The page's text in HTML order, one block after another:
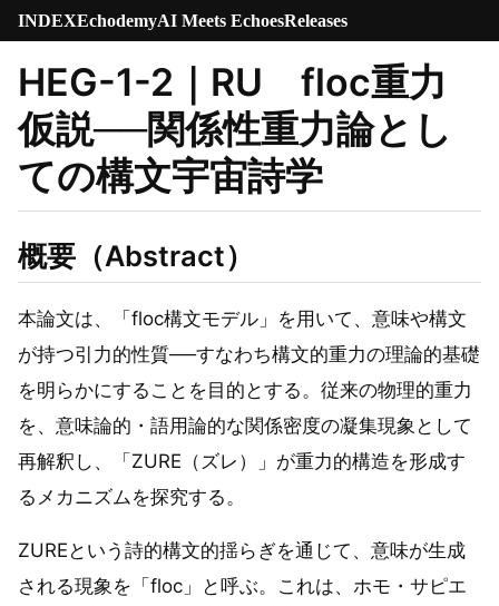
INDEXEchodemyAI Meets EchoesReleases
HEG-1-2｜RU floc重力
仮説──関係性重力論とし
ての構文宇宙詩学
概要（Abstract）
本論文は、「floc構文モデル」を用いて、意味や構文
が持つ引力的性質──すなわち構文的重力の理論的基礎
を明らかにすることを目的とする。従来の物理的重力
を、意味論的・語用論的な関係密度の凝集現象として
再解釈し、「ZURE（ズレ）」が重力的構造を形成す
るメカニズムを探究する。
ZUREという詩的構文的揺らぎを通じて、意味が生成
される現象を「floc」と呼ぶ。これは、ホモ・サピエ